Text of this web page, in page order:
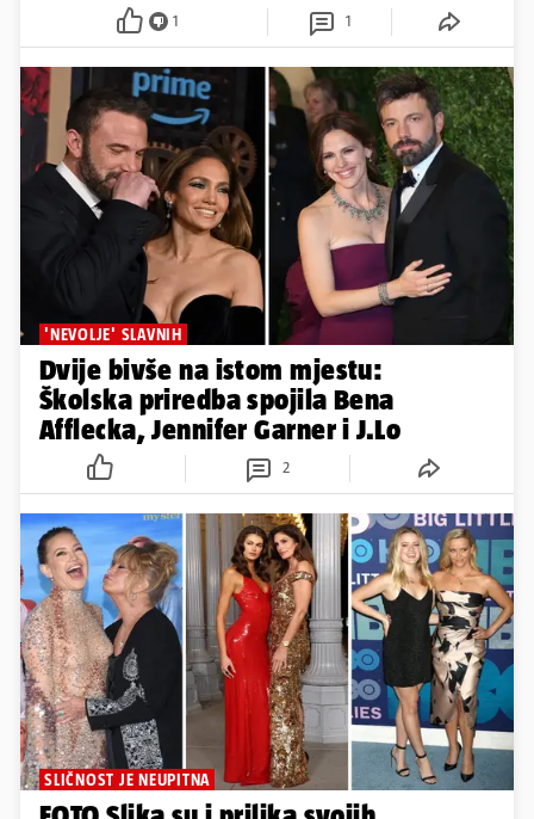
1 1
'NEVOLJE' SLAVNIH
Dvije bivše na istom mjestu:
Školska priredba spojila Bena
Afflecka, Jennifer Garner i J.Lo
2
SLIČNOST JE NEUPITNA